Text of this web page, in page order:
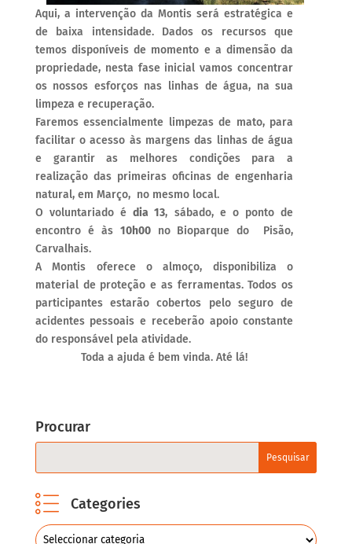
Aqui, a intervenção da Montis será estratégica e
de baixa intensidade. Dados os recursos que
temos disponíveis de momento e a dimensão da
propriedade, nesta fase inicial vamos concentrar
os nossos esforços nas linhas de água, na sua
limpeza e recuperação.
Faremos essencialmente limpezas de mato, para
facilitar o acesso às margens das linhas de água
e garantir as melhores condições para a
realização das primeiras oficinas de engenharia
natural, em Março, no mesmo local.
O voluntariado édia 13, sábado, e o ponto de
encontro é às 10h00no Bioparque do Pisão,
Carvalhais.
A Montis oferece o almoço, disponibiliza o
material de proteção e as ferramentas. Todos os
participantes estarão cobertos pelo seguro de
acidentes pessoais e receberão apoio constante
do responsável pela atividade.
Toda a ajuda é bem vinda. Até lá!
Procurar
Categories